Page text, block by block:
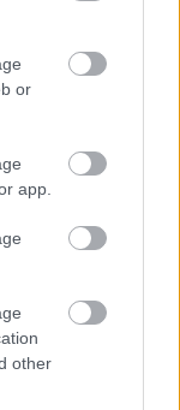
or
app.
other
az
adatvédelmi